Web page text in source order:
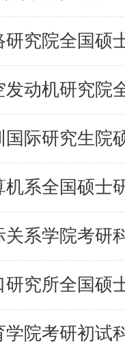
查看自己整
方便翻阅查
便提起哪一
点、考点和
题和答案的
和习题不能
意遗漏的知
总结并熟记
等，查漏补
强实战能力
国际研究生院
关系学院考研
学院考研初试